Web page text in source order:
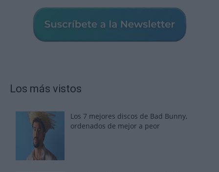
Los más vistos
Los 7 mejores discos de Bad Bunny,
ordenados de mejor a peor